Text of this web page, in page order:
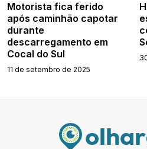
Motorista fica ferido
após caminhão capotar
durante
descarregamento em
Cocal do Sul
11 de setembro de 2025